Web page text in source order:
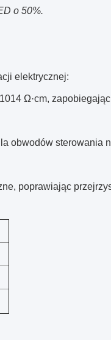
o 50%.
elektrycznej:
Ω·cm,
obwodów sterowania
poprawiając